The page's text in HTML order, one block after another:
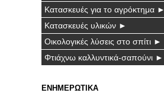
Κατασκευές για το αγρόκτημα ►
Κατασκευές υλικών ►
Οικολογικές λύσεις στο σπίτι ►
Φτιάχνω καλλυντικά-σαπούνι ►
ΕΝΗΜΕΡΩΤΙΚΑ